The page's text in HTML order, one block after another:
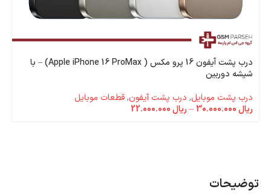
توضیحات
درب پشت آیفون 16 پرو مکس ( Apple iPhone 16 ProMax) – با
شیشه دوربین
درب پشت موبایل, درب پشت آیفون,قطعات موبایل
ریال
– ریال